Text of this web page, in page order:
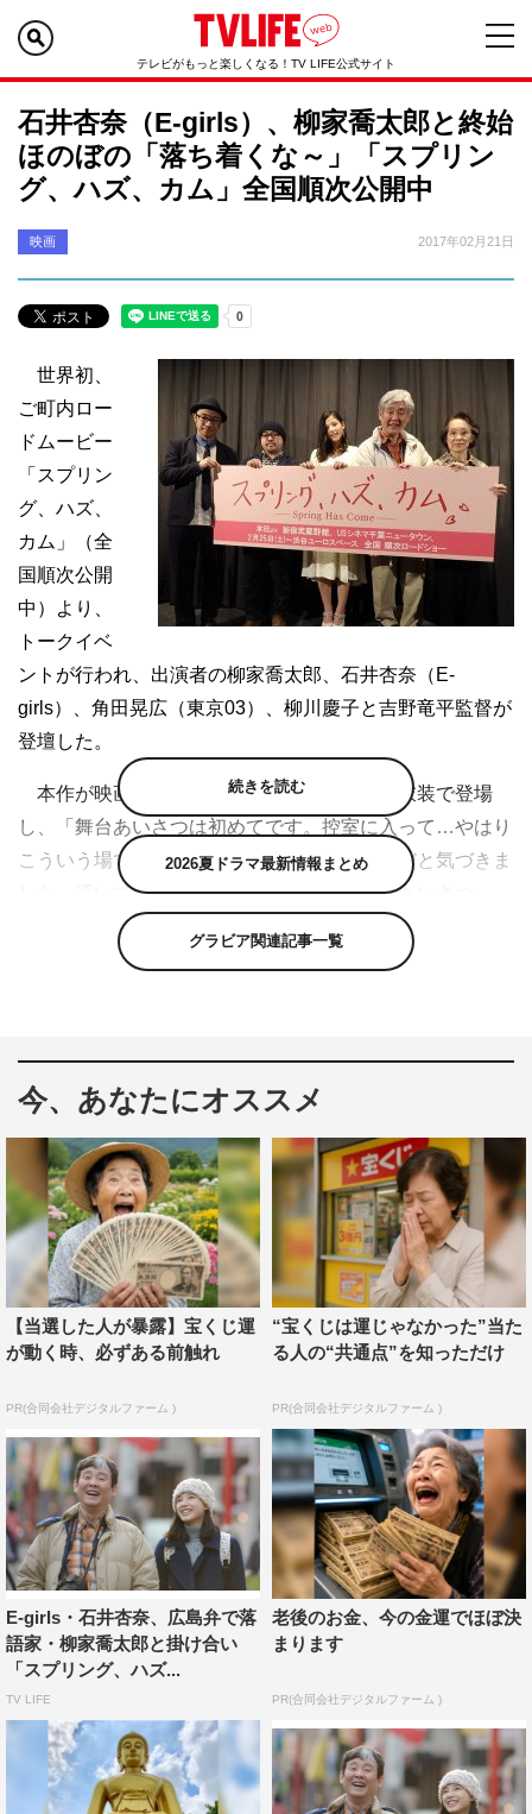
テレビがもっと楽しくなる！TV LIFE公式サイト
石井杏奈（E-girls）、柳家喬太郎と終始
ほのぼの「落ち着くな～」「スプリン
グ、ハズ、カム」全国順次公開中
映画 2017年02月21日
世界初、
ご町内ロー
ドムービー
「スプリン
グ、ハズ、
カム」（全
国順次公開
中）より、
トークイベ
ントが行われ、出演者の柳家喬太郎、石井杏奈（E-
girls）、角田晃広（東京03）、柳川慶子と吉野竜平監督が
登壇した。
本作が映画初主演となった喬太郎は自前の衣装で登場
し、「舞台あいさつは初めてです。控室に入って…やはり
こういう場ではちゃんとした格好をするものだと気づきま
した。浮いております（笑）」と恐縮ぎみにあいさつ。
喬太郎演じる父親・肇の娘、大学進学をきっかけに上京す
く分かるし、台本読んでいても共感できることが多かっ
た」と年齢は違えど、役柄と自身の心情に重なる部分があ
ったことを明かす。
いっぽう吉野監督は「喬太郎さんと石井さんがほんとうの
親子に見えるためにどうすればいいかはずっと考えてい
て。なので、親子のような阿吽の呼吸を生むためにも、石
井さんには“お父さんの目を見て話さない”と“名前を呼ばな
い”ことを意識してもらいました」と本作のこだわりを。
な～」と話すと、「その言葉は１番嬉しいです」と照れた
表情を浮かべる喬太郎に、会場もほっこりムード。
最後に喬太郎から「何も考えずに春がくるよ！という話な
ので、何も考えずにボーッと観てほしいですし、100人い
たら100人の見どころを見つけていただけると嬉しいで
す。 この映画を観終わった後で食べるごはんがおいしく
なると、なお嬉しいです！」とメッセージが送られた。
「スプリング、ハズ、カム」
新宿武蔵野館、USシネマ千葉ニュータウンにて公開中／
渋谷ユーロスペースにて2月25日(土)より公開
続きを読む
2026夏ドラマ最新情報まとめ
グラビア関連記事一覧
今、あなたにオススメ
【当選した人が暴露】宝くじ運
が動く時、必ずある前触れ
PR(合同会社デジタルファーム )
“宝くじは運じゃなかった”当た
る人の“共通点”を知っただけ
PR(合同会社デジタルファーム )
E-girls・石井杏奈、広島弁で落
語家・柳家喬太郎と掛け合い
「スプリング、ハズ...
TV LIFE
老後のお金、今の金運でほぼ決
まります
PR(合同会社デジタルファーム )